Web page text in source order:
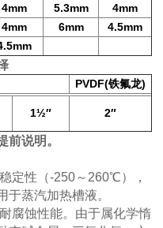
4mm 5.3mm
4mm
4mm 6mm
4.5mm
PVDF(铁氟龙)
1½″ 2″
前说明。
定性（-250～ 260℃），
于蒸汽加热槽液。
腐蚀性能。由于属化学惰